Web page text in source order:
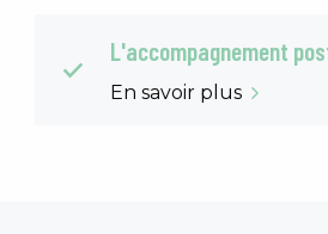
L'accompagnement
En savoir plus